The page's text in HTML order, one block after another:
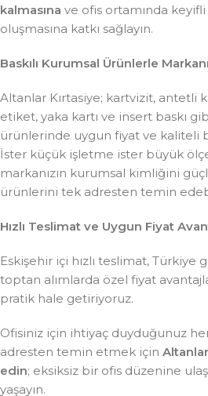
kalmasına ve ofis ortamında
oluşmasına katkı sağlayın.
Baskılı Kurumsal Ürünlerle
Altanlar Kırtasiye; kartvizit, antetli
etiket, yaka kartı ve insert baskı
ürünlerinde uygun fiyat ve kaliteli
İster küçük işletme ister büyük
markanızın kurumsal kimliğini
ürünlerini tek adresten temin
Hızlı Teslimat ve Uygun Fiyat
Eskişehir içi hızlı teslimat, Türkiye
toptan alımlarda özel fiyat
pratik hale getiriyoruz.
Ofisiniz için ihtiyaç duyduğunuz
adresten temin etmek için
edin; eksiksiz bir ofis düzenine
yaşayın.